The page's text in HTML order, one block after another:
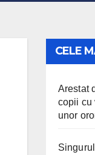
CELE
Arestat
copii cu
unor